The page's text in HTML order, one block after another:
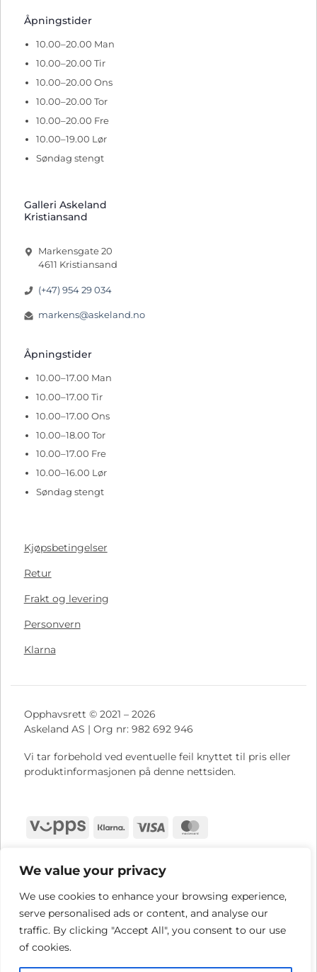
We value your privacy
We use cookies to enhance your browsing experience,
serve personalised ads or content, and analyse our
traffic. By clicking "Accept All", you consent to our use
of cookies.
Åpningstider
10.00–20.00 Man
10.00–20.00 Tir
10.00–20.00 Ons
10.00–20.00 Tor
10.00–20.00 Fre
10.00–19.00 Lør
Søndag stengt
Galleri Askeland
Kristiansand
Markensgate 20
4611 Kristiansand
(+47) 954 29 034
markens@askeland.no
Åpningstider
10.00–17.00 Man
10.00–17.00 Tir
10.00–17.00 Ons
10.00–18.00 Tor
10.00–17.00 Fre
10.00–16.00 Lør
Søndag stengt
Kjøpsbetingelser
Retur
Frakt og levering
Personvern
Klarna
Opphavsrett © 2021 – 2026
Askeland AS | Org nr: 982 692 946
Vi tar forbehold ved eventuelle feil knyttet til pris eller
produktinformasjonen på denne nettsiden.
Vipps Klarna Visa